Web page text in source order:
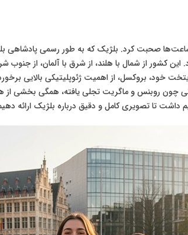
ساعت‌ها صحبت کرد. بلژیک که به طور رسمی
کشور از شمال با هلند، از شرق با آلمان، از
پایتخت خود، بروکسل، از اهمیت ژئوپلیتیکی
چون روبنس و ماگریت تجلی یافته، همگی بخشی
داشت تا تصویری کامل و دقیق درباره بلژیک ارائه